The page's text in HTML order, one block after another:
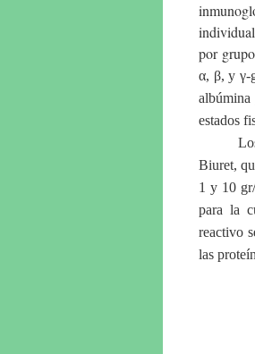
por
α, β, y γ-
albúmina
estados
Biuret,
1 y 10
para la
reactivo
las